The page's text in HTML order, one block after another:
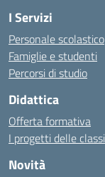
I Servizi
Personale scolastico
Famiglie e studenti
Percorsi di studio
Didattica
Offerta formativa
I progetti delle classi
Novità